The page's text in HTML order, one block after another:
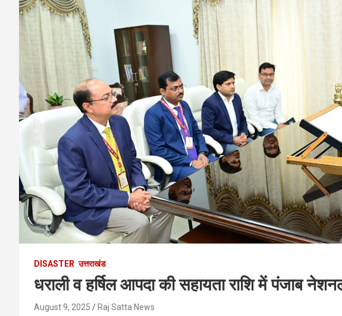
DISASTER उत्तराखंड
धराली व हर्षिल आपदा की सहायता राशि में पंजाब
August 9, 2025 Raj Satta News